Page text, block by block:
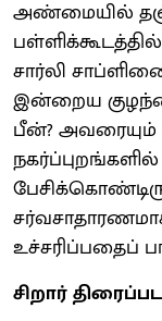
அண்மையில்
சார்லி
இன்றைய
பீன்?
உச்சரிப்பதைப்
சிறார்